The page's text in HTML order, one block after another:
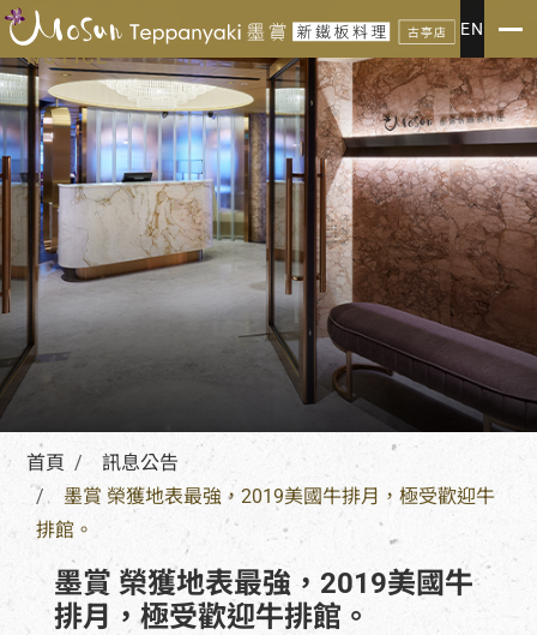
EN
訊息公告
NOTICE
首頁
訊息公告
墨賞 榮獲地表最強，2019美國牛排月，極受歡迎牛
排館。
墨賞 榮獲地表最強，2019美國牛
排月，極受歡迎牛排館。